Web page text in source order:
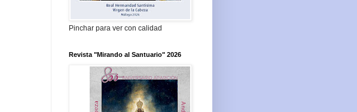
Pinchar para ver con calidad
Revista "Mirando al Santuario" 2026